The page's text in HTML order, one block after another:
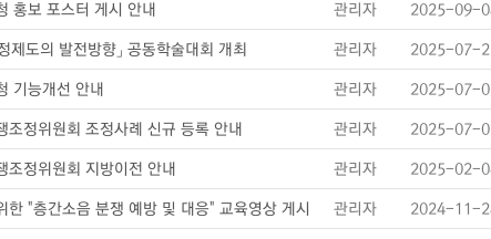
홍보 포스터 게시 안내 관리자 2025-09-
제도의 발전방향」 공동학술대회 개최 관리자 2025-07-
기능개선 안내 관리자 2025-07-
조정위원회 조정사례 신규 등록 안내 관리자 2025-07-
조정위원회 지방이전 안내 관리자 2025-02-
한 "층간소음 분쟁 예방 및 대응" 교육영상 게시 관리자 2024-11-